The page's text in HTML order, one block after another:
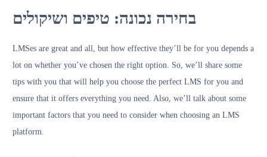
בחירה נכונה: טיפים ושיקולים
LMSes are great and all, but how effective they’ll be for you depends a
lot on whether you’ve chosen the right option. So, we’ll share some
tips with you that will help you choose the perfect LMS for you and
ensure that it offers everything you need. Also, we’ll talk about some
important factors that you need to consider when choosing an LMS
platform.